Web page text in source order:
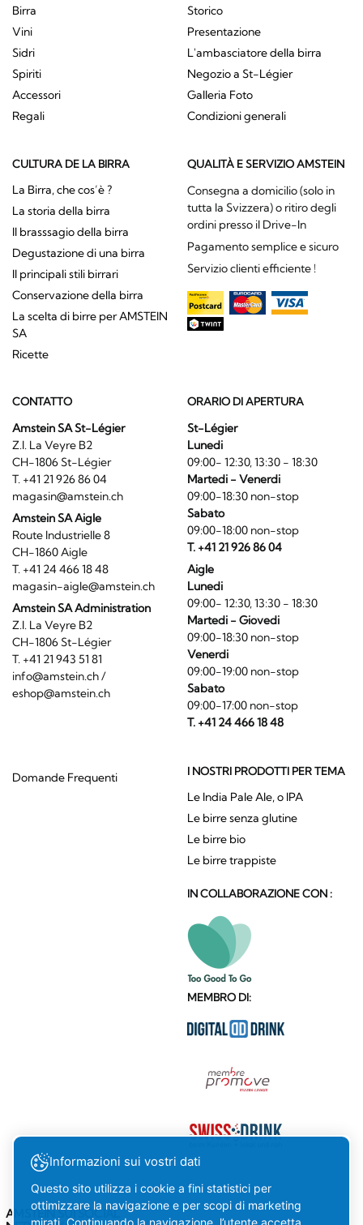
Birra
Vini
Sidri
Spiriti
Accessori
Regali
Storico
Presentazione
L'ambasciatore della birra
Negozio a St-Légier
Galleria Foto
Condizioni generali
CULTURA DE LA BIRRA
La Birra, che cos’è ?
La storia della birra
Il brasssagio della birra
Degustazione di una birra
Il principali stili birrari
Conservazione della birra
La scelta di birre per AMSTEIN
SA
Ricette
QUALITÀ E SERVIZIO AMSTEIN
Consegna a domicilio (solo in
tutta la Svizzera) o ritiro degli
ordini presso il Drive-In
Pagamento semplice e sicuro
Servizio clienti efficiente !
CONTATTO
Amstein SA St-Légier
Z.I. La Veyre B2
CH-1806 St-Légier
T. +41 21 926 86 04
magasin@amstein.ch
Amstein SA Aigle
Route Industrielle 8
CH-1860 Aigle
T. +41 24 466 18 48
magasin-aigle@amstein.ch
Amstein SA Administration
Z.I. La Veyre B2
CH-1806 St-Légier
T. +41 21 943 51 81
info@amstein.ch/
eshop@amstein.ch
ORARIO DI APERTURA
St-Légier
Lunedi
09:00- 12:30, 13:30 - 18:30
Martedi - Venerdi
09:00-18:30 non-stop
Sabato
09:00-18:00 non-stop
T. +41 21 926 86 04
Aigle
Lunedi
09:00- 12:30, 13:30 - 18:30
Martedi - Giovedi
09:00-18:30 non-stop
Venerdi
09:00-19:00 non-stop
Sabato
09:00-17:00 non-stop
T. +41 24 466 18 48
Domande Frequenti I NOSTRI PRODOTTI PER TEMA
Le India Pale Ale, o IPA
Le birre senza glutine
Le birre bio
Le birre trappiste
IN COLLABORAZIONE CON :
MEMBRO DI:
AMSTEIN SUI SOCIAL
Informazioni sui vostri dati
Questo sito utilizza i cookie a fini statistici per
ottimizzare la navigazione e per scopi di marketing